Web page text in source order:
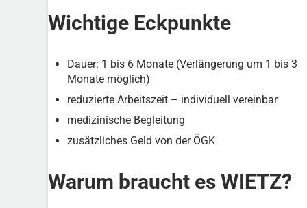
Wichtige Eckpunkte
Dauer: 1 bis 6 Monate (Verlängerung um 1 bis 3
Monate möglich)
reduzierte Arbeitszeit – individuell vereinbar
medizinische Begleitung
zusätzliches Geld von der ÖGK
Warum braucht es WIETZ?